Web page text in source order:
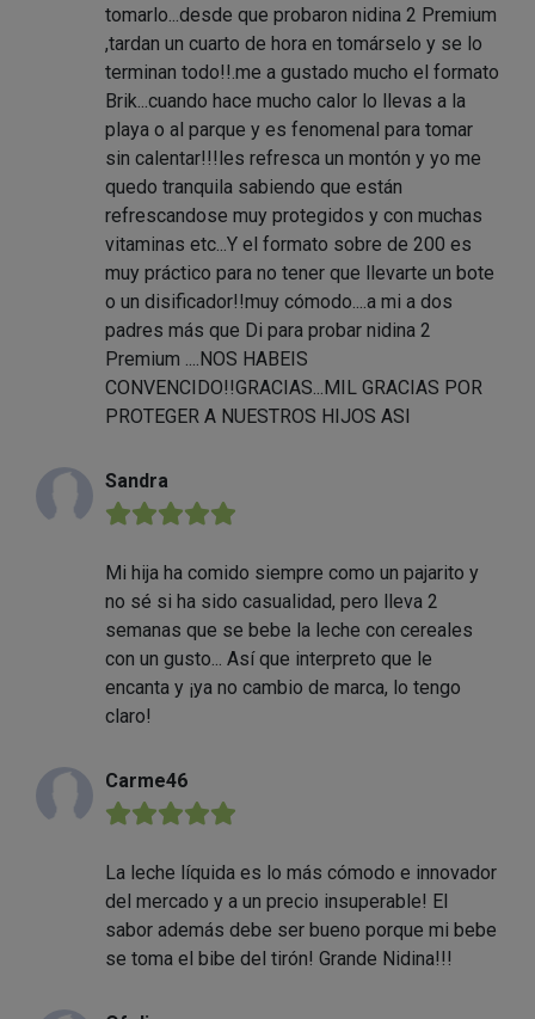
tomarlo...desde que probaron nidina 2 Premium
,tardan un cuarto de hora en tomárselo y se lo
terminan todo!!.me a gustado mucho el formato
Brik...cuando hace mucho calor lo llevas a la
playa o al parque y es fenomenal para tomar
sin calentar!!!les refresca un montón y yo me
quedo tranquila sabiendo que están
refrescandose muy protegidos y con muchas
vitaminas etc...Y el formato sobre de 200 es
muy práctico para no tener que llevarte un bote
o un disificador!!muy cómodo....a mi a dos
padres más que Di para probar nidina 2
Premium ....NOS HABEIS
CONVENCIDO!!GRACIAS...MIL GRACIAS POR
PROTEGER A NUESTROS HIJOS ASI
Sandra
★★★★★
Mi hija ha comido siempre como un pajarito y
no sé si ha sido casualidad, pero lleva 2
semanas que se bebe la leche con cereales
con un gusto... Así que interpreto que le
encanta y ¡ya no cambio de marca, lo tengo
claro!
Carme46
★★★★★
La leche líquida es lo más cómodo e innovador
del mercado y a un precio insuperable! El
sabor además debe ser bueno porque mi bebe
se toma el bibe del tirón! Grande Nidina!!!